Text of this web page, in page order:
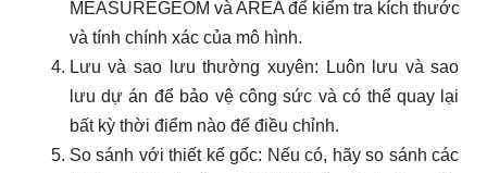
MEASUREGEOM và AREA để kiểm tra kích thước
và tính chính xác của mô hình.
Lưu và sao lưu thường xuyên: Luôn lưu và sao
lưu dự án để bảo vệ công sức và có thể quay lại
bất kỳ thời điểm nào để điều chỉnh.
So sánh với thiết kế gốc: Nếu có, hãy so sánh các